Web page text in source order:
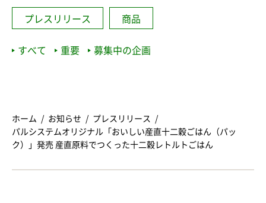
プレスリリース 商品
すべて 重要 募集中の企画
ホーム お知らせ
プレスリリース
パルシステムオリジナル「おいしい産直十二穀ごはん（パッ
ク）」発売 産直原料でつくった十二穀レトルトごはん